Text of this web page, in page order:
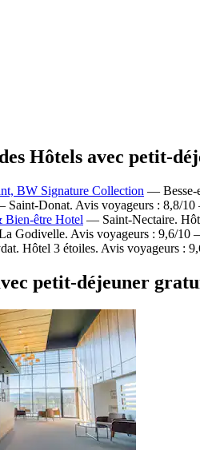
Hôtels avec petit-
BW Signature Collection — Besse-
Saint-Donat. Avis voyageurs : 8,8/
Bien-être Hotel — Saint-Nectaire.
Godivelle. Avis voyageurs : 9,6/10
Hôtel 3 étoiles. Avis voyageurs :
petit-déjeuner